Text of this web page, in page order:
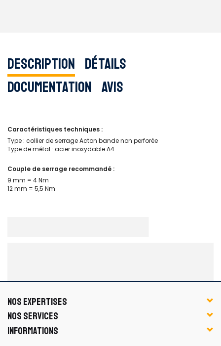
Description Détails
Documentation Avis
Caractéristiques techniques :
Type : collier de serrage Acton bande non perforée
Type de métal : acier inoxydable A4
Couple de serrage recommandé :
9 mm = 4 Nm
12 mm = 5,5 Nm
NOS EXPERTISES
NOS SERVICES
INFORMATIONS